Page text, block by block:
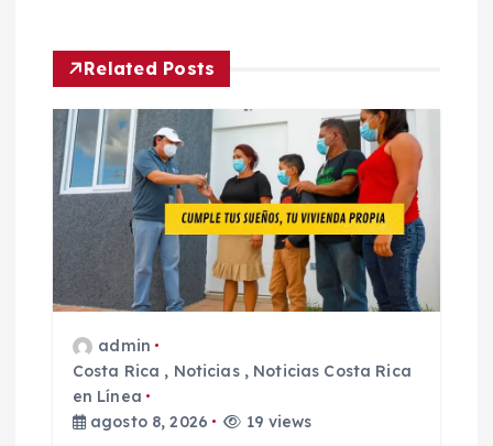
ó
n
d
e
e
n
Related Posts
admin
Costa Rica , Noticias, Noticias Costa Rica
en Línea
agosto 8, 2026
19 views